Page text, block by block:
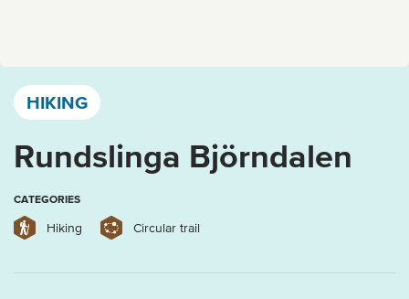
HIKING
Rundslinga Björndalen
Västervik, Kalmar län och Öland
CATEGORIES
Hiking Circular trail